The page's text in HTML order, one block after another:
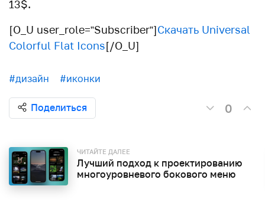
13$.
[O_U user_role=”Subscriber”]Скачать Universal
Colorful Flat Icons[/O_U]
#дизайн #иконки
Поделиться 0
ЧИТАЙТЕ ДАЛЕЕ
Лучший подход к проектированию
многоуровневого бокового меню